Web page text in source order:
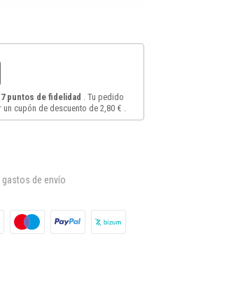
7puntos de fidelidad . Tu pedido
un cupón de descuento de2,80 €
de envío